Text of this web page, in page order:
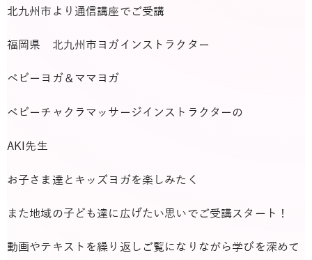
北九州市より通信講座でご受講
福岡県 北九州市ヨガインストラクター
ベビーヨガ＆ママヨガ
ベビーチャクラマッサージインストラクターの
AKI先生
お子さま達とキッズヨガを楽しみたく
また地域の子ども達に広げたい思いでご受講スタート！
動画やテキストを繰り返しご覧になりながら学びを深めて